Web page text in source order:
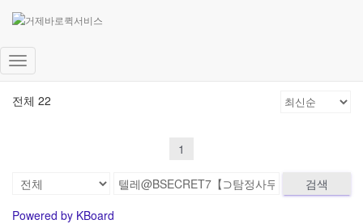
내
게
고객 게시판
문의 남겨주시면 최대한 빨리 답변드리겠습니다.
전체 22
1
검색
Powered by KBoard